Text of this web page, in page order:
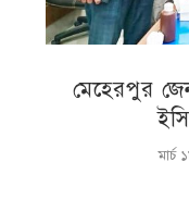
মেহেরপুর
মার্চ